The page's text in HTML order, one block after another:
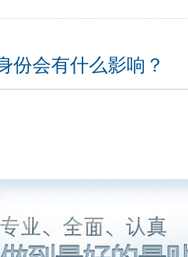
份会有什么影响？